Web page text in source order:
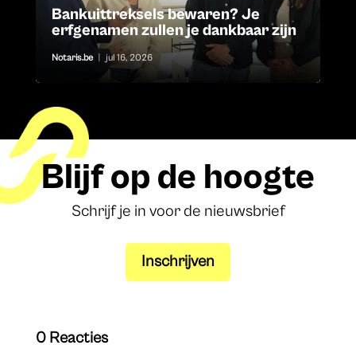
Bankuittreksels bewaren? Je
erfgenamen zullen je dankbaar zijn
Notaris.be jul 16, 2026
Blijf op de hoogte
Schrijf je in voor de nieuwsbrief
Inschrijven
0 Reacties